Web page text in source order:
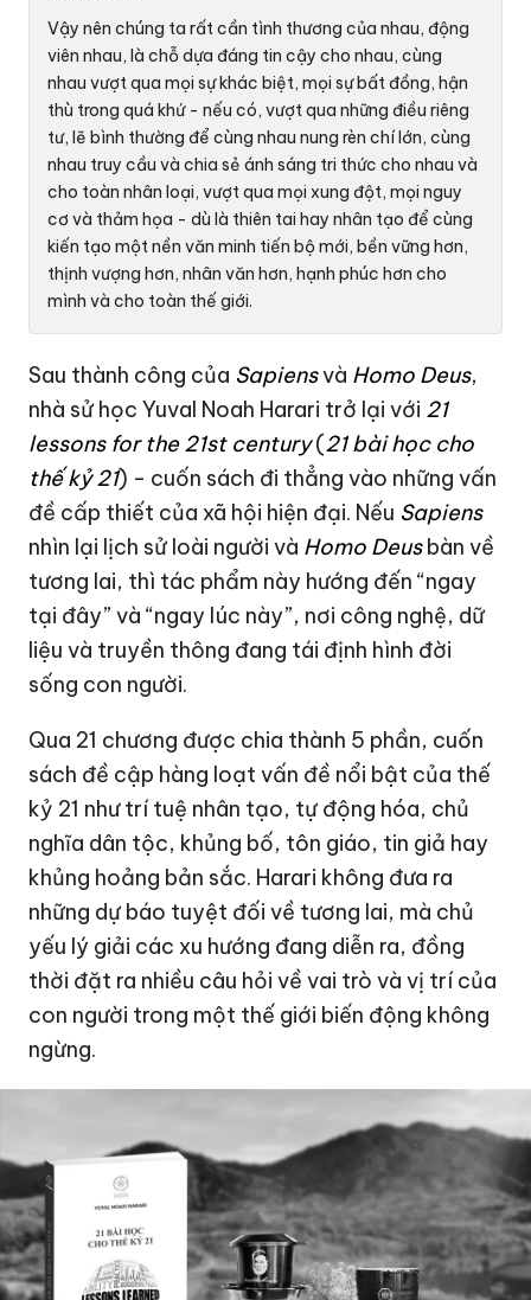
Vậy nên chúng ta rất cần tình thương của nhau, động
viên nhau, là chỗ dựa đáng tin cậy cho nhau, cùng
nhau vượt qua mọi sự khác biệt, mọi sự bất đồng, hận
thù trong quá khứ - nếu có, vượt qua những điều riêng
tư, lẽ bình thường để cùng nhau nung rèn chí lớn, cùng
nhau truy cầu và chia sẻ ánh sáng tri thức cho nhau và
cho toàn nhân loại, vượt qua mọi xung đột, mọi nguy
cơ và thảm họa - dù là thiên tai hay nhân tạo để cùng
kiến tạo một nền văn minh tiến bộ mới, bền vững hơn,
thịnh vượng hơn, nhân văn hơn, hạnh phúc hơn cho
mình và cho toàn thế giới.
Sau thành công của Sapiensvà Homo Deus,
nhà sử học Yuval Noah Harari trở lại với 21
lessons for the 21st century(21 bài học cho
thế kỷ 21) - cuốn sách đi thẳng vào những vấn
đề cấp thiết của xã hội hiện đại. Nếu Sapiens
nhìn lại lịch sử loài người và Homo Deusbàn về
tương lai, thì tác phẩm này hướng đến “ngay
tại đây” và “ngay lúc này”, nơi công nghệ, dữ
liệu và truyền thông đang tái định hình đời
sống con người.
Qua 21 chương được chia thành 5 phần, cuốn
sách đề cập hàng loạt vấn đề nổi bật của thế
kỷ 21 nhưtrí tuệ nhân tạo, tự động hóa, chủ
nghĩa dân tộc, khủng bố, tôn giáo, tin giả hay
khủng hoảng bản sắc. Harari không đưa ra
những dự báo tuyệt đối về tương lai, mà chủ
yếu lý giải các xu hướng đang diễn ra, đồng
thời đặt ra nhiều câu hỏi về vai trò và vị trí của
con người trong một thế giới biến động không
ngừng.